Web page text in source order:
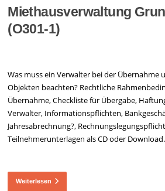
Miethausverwaltung
(O301-1)
Was muss ein Verwalter bei der Übernahme
Objekten beachten? Rechtliche
Übernahme, Checkliste für Übergabe,
Verwalter, Informationspflichten,
Jahresabrechnung?,
Teilnehmerunterlagen als CD oder Download.
Weiterlesen